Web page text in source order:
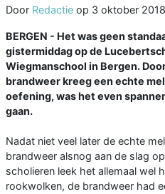
Door Redactie op 3 oktober
BERGEN - Het was geen
gistermiddag op de
Wiegmanschool in Bergen.
brandweer kreeg een echte
oefening, was het even
gaan.
Nadat niet veel later de echte
brandweer alsnog aan de slag
scholieren leek het allemaal wel
rookwolken, de brandweer had